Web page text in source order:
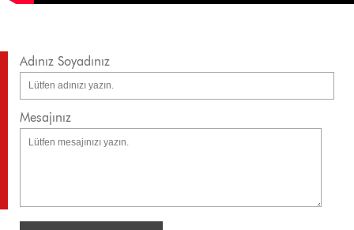
Adınız Soyadınız
Mesajınız